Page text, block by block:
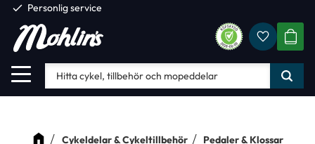
Meny
check Personlig service
Cykeldelar & Cykeltillbehör Pedaler & Klossar